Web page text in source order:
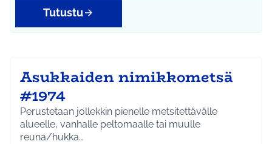
Tutustu
Asukkaiden nimikkometsä
#1974
Perustetaan jollekkin pienelle metsitettävälle
alueelle, vanhalle peltomaalle tai muulle
reuna/hukka…